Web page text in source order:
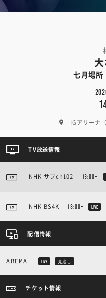
七月場所
IGアリーナ
TV放送情報
NHK サブch102 13:00~
NHK BS4K 13:00~ LIVE
配信情報
ABEMA LIVE 見逃し
チケット情報